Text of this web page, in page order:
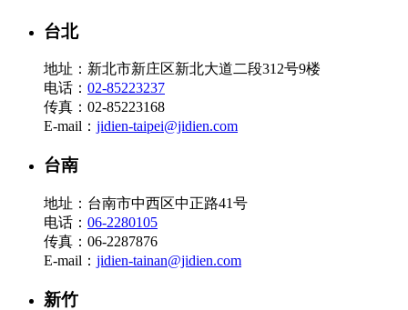
台北
地址：新北市新庄区新北大道二段312号9楼
电话： 02-85223237
传真：02-85223168
E-mail： jidien-taipei@jidien.com
台南
地址：台南市中西区中正路41号
电话： 06-2280105
传真：06-2287876
E-mail： jidien-tainan@jidien.com
新竹